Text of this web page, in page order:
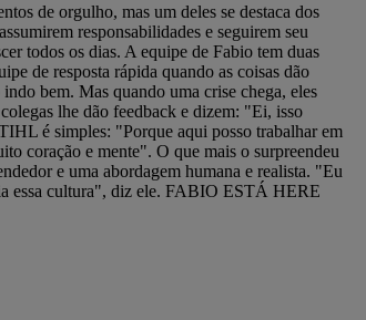
de orgulho, mas um deles se destaca dos
responsabilidades e seguirem seu
todos os dias. A equipe de Fabio tem duas
de resposta rápida quando as coisas dão
bem. Mas quando uma crise chega, eles
lhe dão feedback e dizem: "Ei, isso
é simples: "Porque aqui posso trabalhar em
coração e mente". O que mais o surpreendeu
e uma abordagem humana e realista. "Eu
essa cultura", diz ele. FABIO ESTÁ HERE